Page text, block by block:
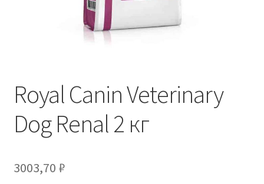
Оформление заказа
Royal Canin Veterinary
Dog Renal 2 кг
3003,70 ₽